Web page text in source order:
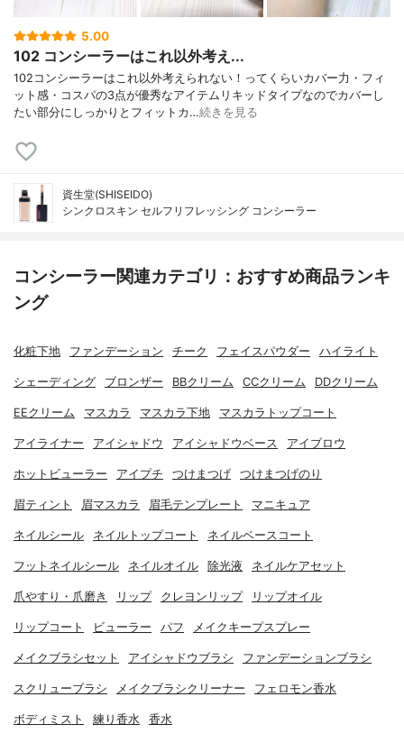
5.00
102 コンシーラーはこれ以外考え...
102コンシーラーはこれ以外考えられない！ってくらいカバー力・フィ
ット感・コスパの3点が優秀なアイテムリキッドタイプなのでカバーし
たい部分にしっかりとフィットカ…続きを見る
資生堂(SHISEIDO)
シンクロスキン セルフリフレッシング コンシーラー
コンシーラー関連カテゴリ：おすすめ商品ランキ
ング
化粧下地 ファンデーション チーク フェイスパウダー ハイライト
シェーディング ブロンザー BBクリーム CCクリーム DDクリーム
EEクリーム マスカラ マスカラ下地 マスカラトップコート
アイライナー アイシャドウ アイシャドウベース アイブロウ
ホットビューラー アイプチ つけまつげ つけまつげのり
眉ティント 眉マスカラ 眉毛テンプレート マニキュア
ネイルシール ネイルトップコート ネイルベースコート
フットネイルシール ネイルオイル 除光液 ネイルケアセット
爪やすり・爪磨き リップ クレヨンリップ リップオイル
リップコート ビューラー パフ メイクキープスプレー
メイクブラシセット アイシャドウブラシ ファンデーションブラシ
スクリューブラシ メイクブラシクリーナー フェロモン香水
ボディミスト 練り香水 香水